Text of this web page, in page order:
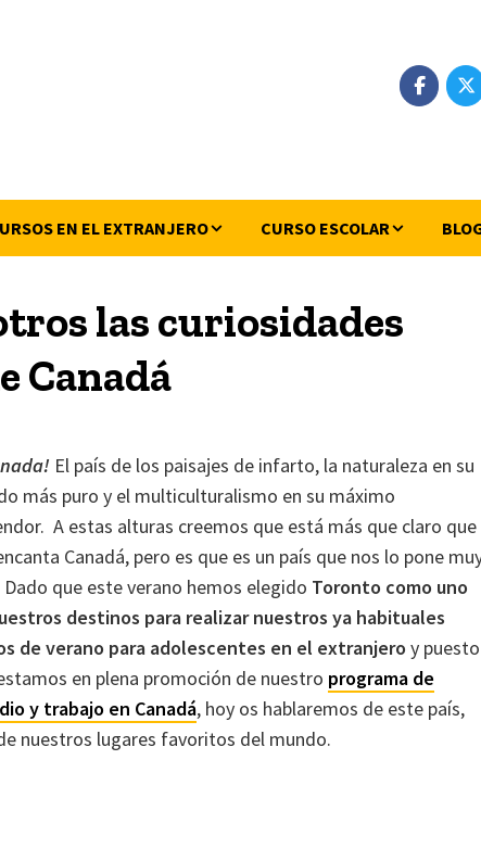
EN EL EXTRANJERO CURSO ESCOLAR
las curiosidades
Canadá
El país de los paisajes de infarto, la naturaleza en su
más puro y el multiculturalismo en su máximo
A estas alturas creemos que está más que claro que
Canadá, pero es que es un país que nos lo pone
que este verano hemos elegido Toronto como uno
destinos para realizar nuestros ya habituales
de verano para adolescentes en el extranjero y puesto
en plena promoción de nuestro programa de
y trabajo en Canadá, hoy os hablaremos de este país,
nuestros lugares favoritos del mundo.